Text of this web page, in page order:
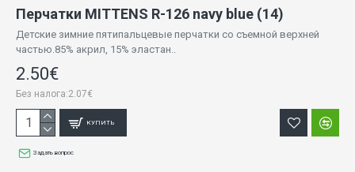
Перчатки MITTENS R-126 navy blue (14)
Детские зимние пятипальцевые перчатки со съемной верхней
частью.85% акрил, 15% эластан..
2.50€
Без налога:2.07€
КУПИТЬ
Задать вопрос